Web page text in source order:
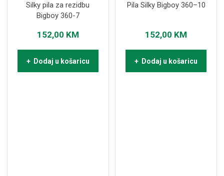
Silky pila za rezidbu
Bigboy 360-7
152,00 KM
+ Dodaj u košaricu
Pila Silky Bigboy 360–10
152,00 KM
+ Dodaj u košaricu